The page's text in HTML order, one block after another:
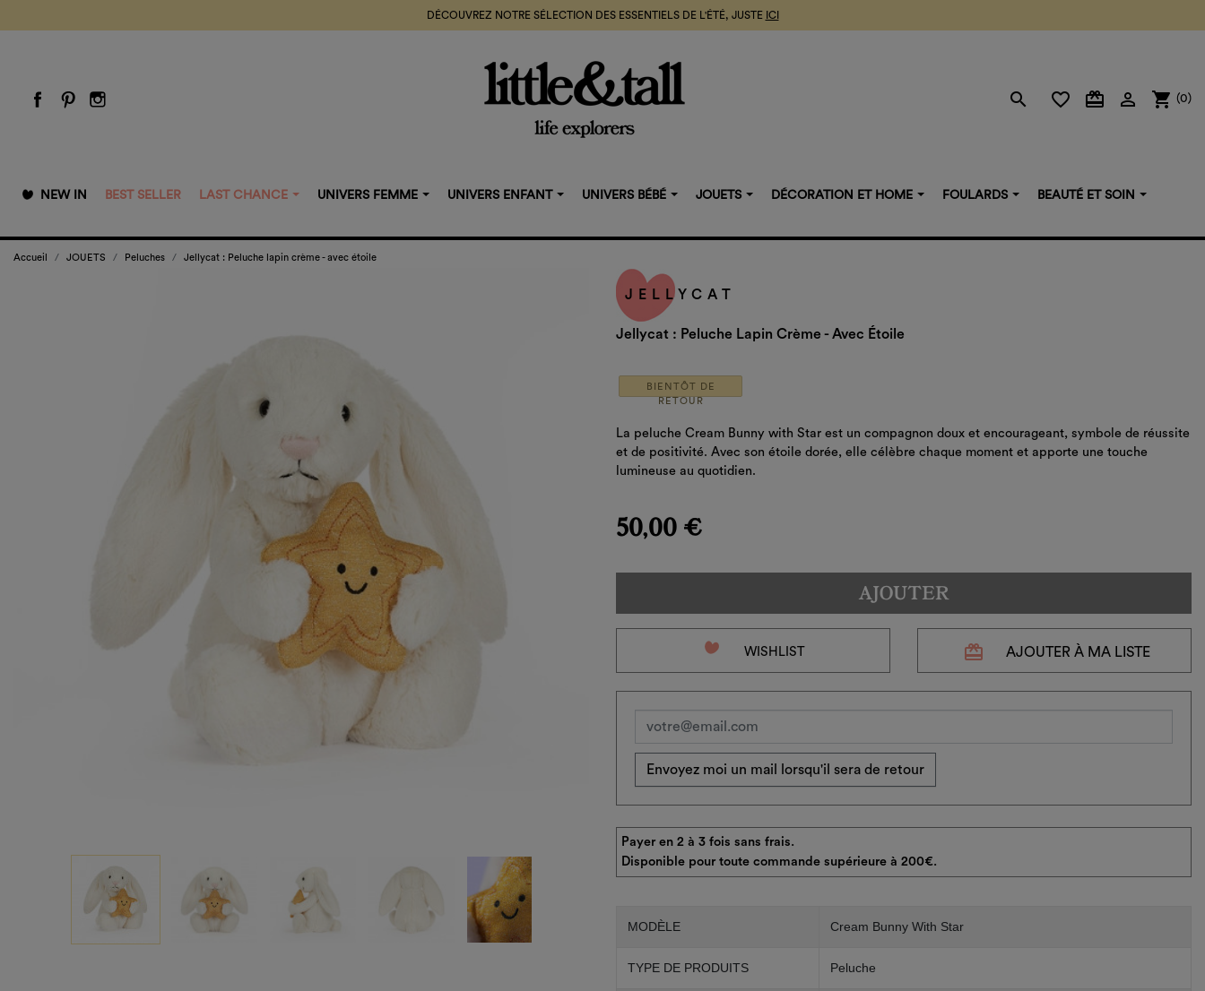
DÉCOUVREZ NOTRE SÉLECTION DES ESSENTIELS DE L'ÉTÉ, JUSTE ICI
search favorite_border card_giftcard  shopping_cart (0)
NEW IN BEST SELLER LAST CHANCE UNIVERS FEMME UNIVERS ENFANT UNIVERS BÉBÉ JOUETS DÉCORATION ET HOME FOULARDS BEAUTÉ ET SOIN
Accueil JOUETS Peluches Jellycat : Peluche lapin crème - avec étoile
JELLYCAT
Jellycat : Peluche Lapin Crème - Avec Étoile
BIENTÔT DE
RETOUR
La peluche Cream Bunny with Star est un compagnon doux et encourageant, symbole de réussite
et de positivité. Avec son étoile dorée, elle célèbre chaque moment et apporte une touche
lumineuse au quotidien.
50,00 €
AJOUTER
favorite_border WISHLIST redeem AJOUTER À MA LISTE
Envoyez moi un mail lorsqu'il sera de retour
Payer en 2 à 3 fois sans frais.
Disponible pour toute commande supérieure à 200€.
MODÈLE Cream Bunny With Star
TYPE DE PRODUITS Peluche